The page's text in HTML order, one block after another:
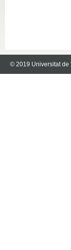
© 2019 Universitat de